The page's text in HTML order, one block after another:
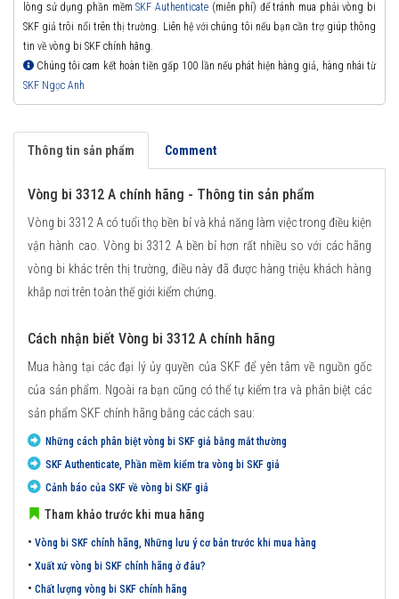
lòng sử dụng phần mềmSKF Authenticate(miễn phí) để tránh mua phải vòng bi
SKF giả trôi nổi trên thị trường. Liên hệ với chúng tôi nếu bạn cần trợ giúp thông
tin về vòng bi SKF chính hãng.
Chúng tôi cam kết hoàn tiền gấp 100 lần nếu phát hiện hàng giả, hàng nhái từ
SKF Ngọc Anh
Thông tin sản phẩm Comment
Vòng bi 3312 A chính hãng - Thông tin sản phẩm
Vòng bi 3312 A có tuổi thọ bền bỉ và khả năng làm việc trong điều kiện
vận hành cao. Vòng bi 3312 A bền bỉ hơn rất nhiều so với các hãng
vòng bi khác trên thị trường, điều này đã được hàng triệu khách hàng
khắp nơi trên toàn thế giới kiểm chứng.
Cách nhận biết Vòng bi 3312 A chính hãng
Mua hàng tại các đại lý ủy quyền của SKF để yên tâm về nguồn gốc
của sản phẩm. Ngoài ra bạn cũng có thể tự kiểm tra và phân biệt các
sản phẩm SKF chính hãng bằng các cách sau:
Những cách phân biệt vòng bi SKF giả bằng mắt thường
SKF Authenticate, Phần mềm kiểm tra vòng bi SKF giả
Cảnh báo của SKF về vòng bi SKF giả
Tham khảo trước khi mua hãng
• Vòng bi SKF chính hãng, Những lưu ý cơ bản trước khi mua hàng
• Xuất xứ vòng bi SKF chính hãng ở đâu?
• Chất lượng vòng bi SKF chính hãng